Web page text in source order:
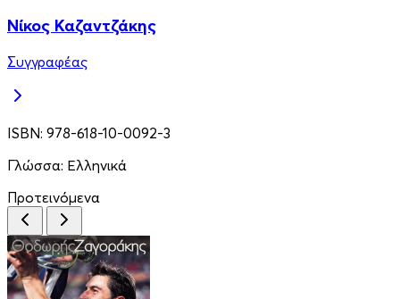
Νίκος Καζαντζάκης
Συγγραφέας
ISBN: 978-618-10-0092-3
Γλώσσα: Ελληνικά
Προτεινόμενα